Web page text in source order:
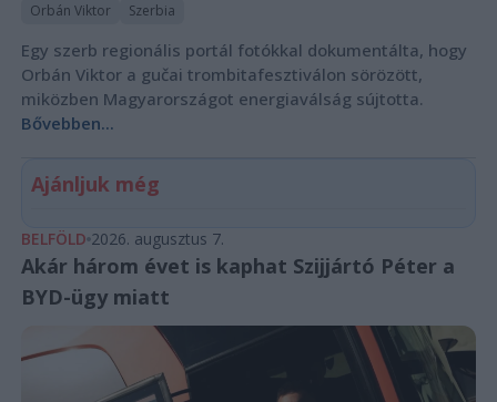
Orbán Viktor Szerbia
Egy szerb regionális portál fotókkal dokumentálta, hogy
Orbán Viktor a gučai trombitafesztiválon sörözött,
miközben Magyarországot energiaválság sújtotta.
Bővebben...
Ajánljuk még
BELFÖLD 2026. augusztus 7.
Akár három évet is kaphat Szijjártó Péter a
BYD-ügy miatt